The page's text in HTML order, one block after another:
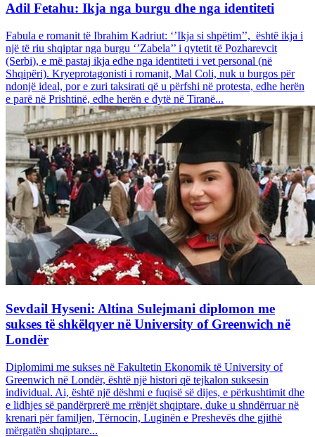
Adil Fetahu: Ikja nga burgu dhe nga identiteti
Fabula e romanit të Ibrahim Kadriut: ‘’Ikja si shpëtim’’, është ikja i
një të riu shqiptar nga burgu ‘’Zabela’’ i qytetit të Pozharevcit
(Serbi), e më pastaj ikja edhe nga identiteti i vet personal (në
Shqipëri). Kryeprotagonisti i romanit, Mal Coli, nuk u burgos për
ndonjë ideal, por e zuri taksirati që u përfshi në protesta, edhe herën
e parë në Prishtinë, edhe herën e dytë në Tiranë...
Sevdail Hyseni: Altina Sulejmani diplomon me
sukses të shkëlqyer në University of Greenwich në
Londër
Diplomimi me sukses në Fakultetin Ekonomik të University of
Greenwich në Londër, është një histori që tejkalon suksesin
individual. Ai, është një dëshmi e fuqisë së dijes, e përkushtimit dhe
e lidhjes së pandërprerë me rrënjët shqiptare, duke u shndërruar në
krenari për familjen, Tërnocin, Luginën e Preshevës dhe gjithë
mërgatën shqiptare...